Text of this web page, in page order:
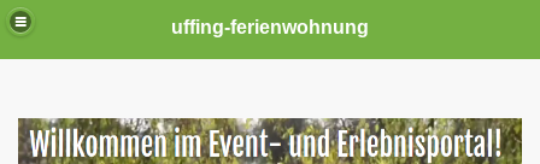
uffing-ferienwohnung